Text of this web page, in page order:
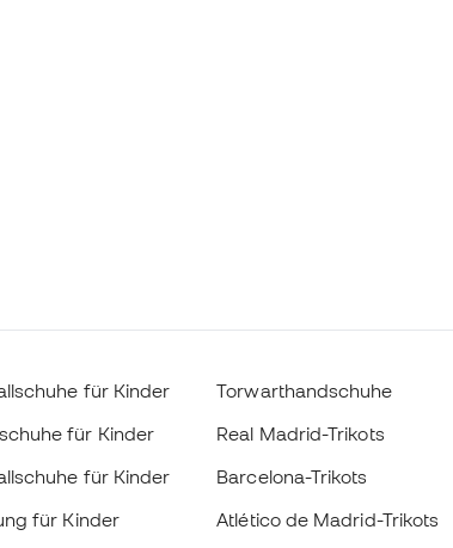
für Kinder
für Kinder
für Kinder
für Kinder
Torwarthandschuhe
Real Madrid-Trikots
Barcelona-Trikots
Atlético de Madrid-Trikots